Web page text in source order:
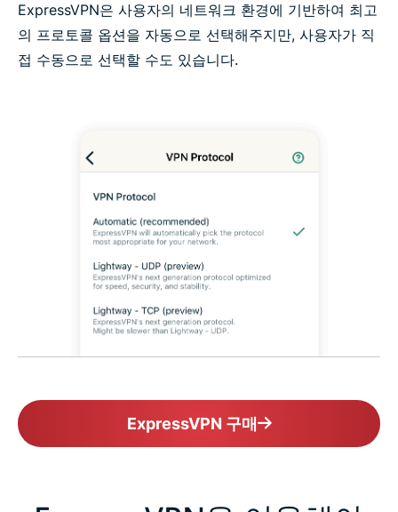
ExpressVPN은 사용자의 네트워크 환경에 기반하여 최고
의 프로토콜 옵션을 자동으로 선택해주지만, 사용자가 직
접 수동으로 선택할 수도 있습니다.
ExpressVPN 구매